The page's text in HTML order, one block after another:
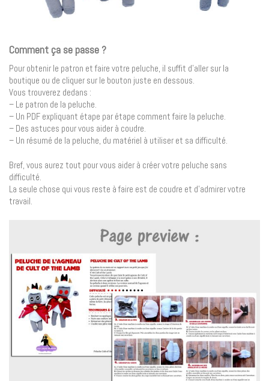
Comment ça se passe ?
Pour obtenir le patron et faire votre peluche, il suffit d’aller sur la
boutique ou de cliquer sur le bouton juste en dessous.
Vous trouverez dedans :
– Le patron de la peluche.
– Un PDF expliquant étape par étape comment faire la peluche.
– Des astuces pour vous aider à coudre.
– Un résumé de la peluche, du matériel à utiliser et sa difficulté.
Bref, vous aurez tout pour vous aider à créer votre peluche sans
difficulté.
La seule chose qui vous reste à faire est de coudre et d’admirer votre
travail.